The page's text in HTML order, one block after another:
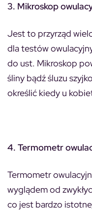
3. Mikroskop
Jest to przyrząd
dla testów
do ust. Mikroskop
śliny bądź śluzu
określić kiedy u
4. Termometr
Termometr
wyglądem od
co jest bardzo